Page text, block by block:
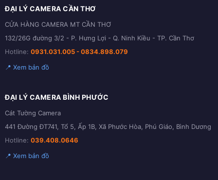
ĐẠI LÝ CAMERA CẦN THƠ
CỬA HÀNG CAMERA MT CẦN THƠ
132/26G đường 3/2 - P. Hưng Lợi - Q. Ninh Kiều - TP. Cần Thơ
Hotline: 0931.031.005 - 0834.898.079
📍 Xem bản đồ
ĐẠI LÝ CAMERA BÌNH PHƯỚC
Cát Tường Camera
441 Đường ĐT741, Tổ 5, Ấp 1B, Xã Phước Hòa, Phú Giáo, Bình Dương
Hotline: 039.408.0646
📍 Xem bản đồ